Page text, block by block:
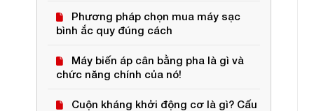
Phương pháp chọn mua máy sạc
bình ắc quy đúng cách
Máy biến áp cân bằng pha là gì và
chức năng chính của nó!
Cuộn kháng khởi động cơ là gì? Cấu